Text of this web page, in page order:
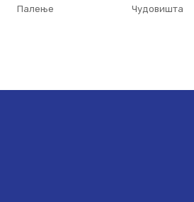
Палење
Чудовишта